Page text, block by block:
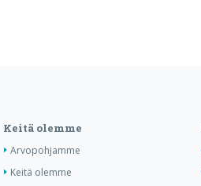
Keitä olemme
Arvopohjamme
Keitä olemme